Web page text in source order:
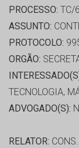
PROCESSO: TC/
ASSUNTO:
PROTOCOLO:
ORGÃO:
TECNOLOGIA,
ADVOGADO(S):
RELATOR: